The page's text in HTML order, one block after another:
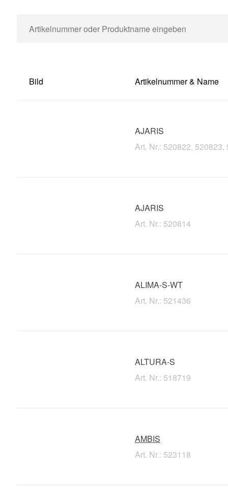
Bild Artikelnummer & Name
AJARIS
Art. Nr.: 520822,
AJARIS
Art. Nr.: 520814
ALIMA-S-WT
Art. Nr.: 521436
ALTURA-S
Art. Nr.: 518719
AMBIS
Art. Nr.: 523118